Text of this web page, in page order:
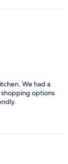
We had a
options